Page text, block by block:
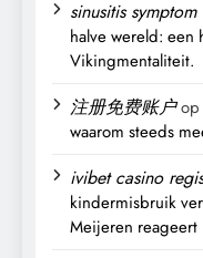
sinusitis symptom
halve wereld: een
Vikingmentaliteit.
注册免费账户op
waarom steeds
ivibet casino
kindermisbruik
Meijeren reageert